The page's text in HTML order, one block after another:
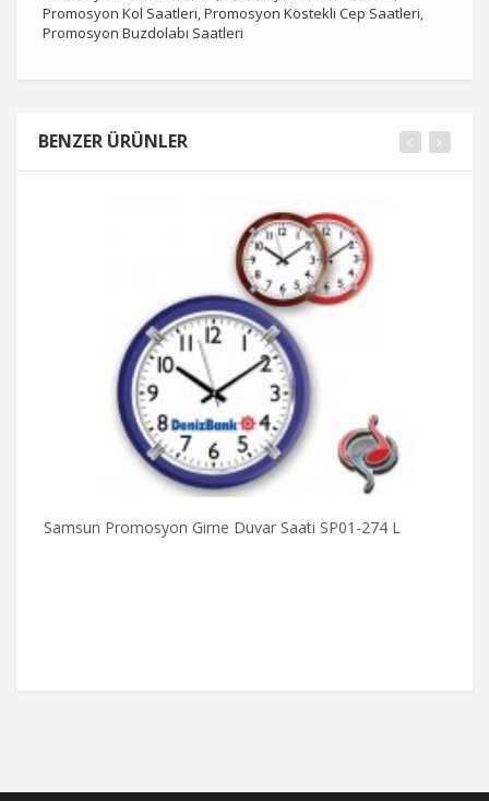
Promosyon Kol Saatleri, Promosyon Köstekli Cep Saatleri,
Promosyon Buzdolabı Saatleri
BENZER ÜRÜNLER
Samsun Promosyon Girne Duvar Saati SP01-274 L